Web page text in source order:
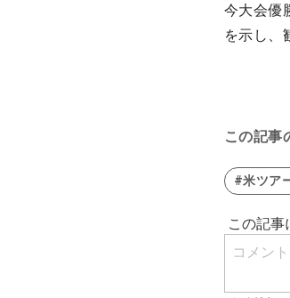
今大会優
を示し、
この記事
#米ツア